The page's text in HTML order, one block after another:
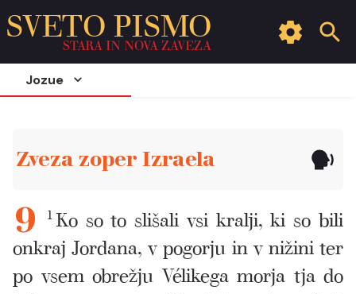
SVETO PISMO
STARA IN NOVA ZAVEZA
Jozue
Zveza zoper Izraela
9 1 Ko so to slišali vsi kralji, ki so bili
onkraj Jordana, v pogorju in v nižini ter
po vsem obrežju Vélikega morja tja do